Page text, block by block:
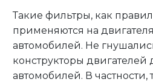
Такие фильтры, как
применяются на
автомобилей. Не
конструкторы двигателей
автомобилей. В частности,